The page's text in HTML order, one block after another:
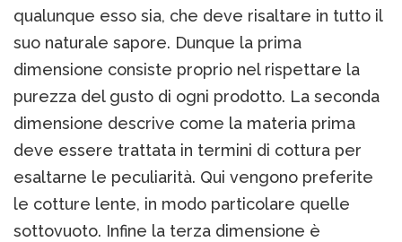
qualunque esso sia, che deve risaltare in tutto il
suo naturale sapore. Dunque la prima
dimensione consiste proprio nel rispettare la
purezza del gusto di ogni prodotto. La seconda
dimensione descrive come la materia prima
deve essere trattata in termini di cottura per
esaltarne le peculiarità. Qui vengono preferite
le cotture lente, in modo particolare quelle
sottovuoto. Infine la terza dimensione è